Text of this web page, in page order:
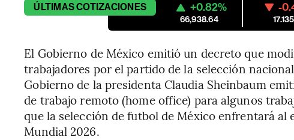
ÚLTIMASCOTIZACIONES +0.82%
66,938.64
-
El Gobierno de México emitió un decreto que
trabajadores por el partido de la selección
Gobierno de la presidenta Claudia Sheinbaum
de trabajo remoto (home office) para algunos
que la selección de futbol de México enfrentará al
Mundial 2026.